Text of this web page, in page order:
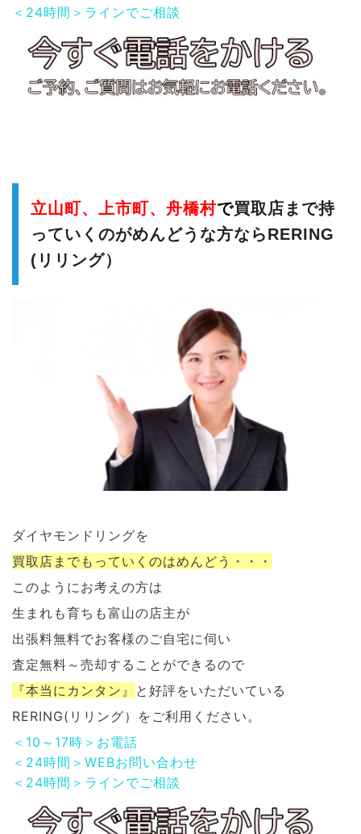
＜24時間＞ラインでご相談
立山町、上市町、舟橋村で買取店まで持
っていくのがめんどうな方ならRERING
(リリング）
ダイヤモンドリングを
買取店までもっていくのはめんどう・・・
このようにお考えの方は
生まれも育ちも富山の店主が
出張料無料でお客様のご自宅に伺い
査定無料～売却することができるので
『本当にカンタン』 と好評をいただいている
RERING(リリング）をご利用ください。
＜10～17時＞お電話
＜24時間＞WEBお問い合わせ
＜24時間＞ラインでご相談